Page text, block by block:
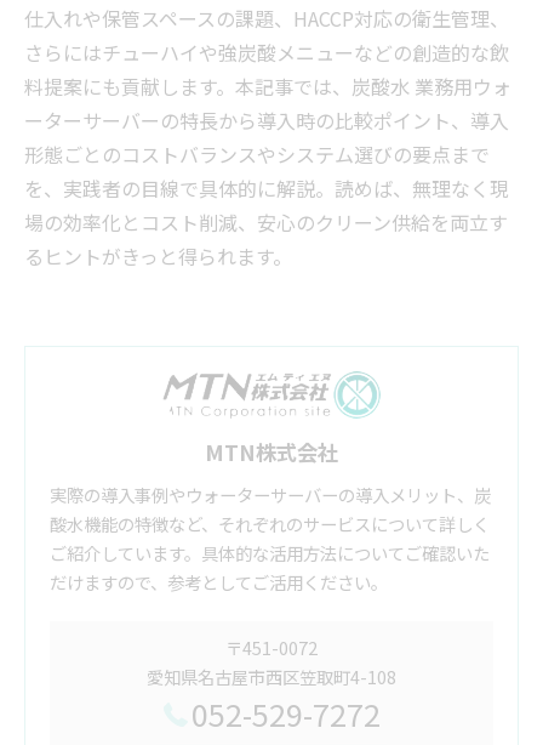
仕入れや保管スペースの課題、HACCP対応の衛生管理、
さらにはチューハイや強炭酸メニューなどの創造的な飲
料提案にも貢献します。本記事では、炭酸水 業務用ウォ
ーターサーバーの特長から導入時の比較ポイント、導入
形態ごとのコストバランスやシステム選びの要点まで
を、実践者の目線で具体的に解説。読めば、無理なく現
場の効率化とコスト削減、安心のクリーン供給を両立す
るヒントがきっと得られます。
MTN株式会社
実際の導入事例やウォーターサーバーの導入メリット、炭
酸水機能の特徴など、それぞれのサービスについて詳しく
ご紹介しています。具体的な活用方法についてご確認いた
だけますので、参考としてご活用ください。
〒451-0072
愛知県名古屋市西区笠取町4-108
052-529-7272